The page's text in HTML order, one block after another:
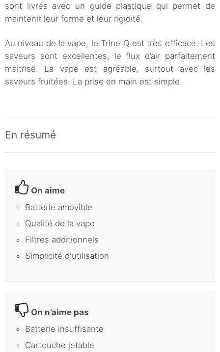
sont livrés avec un guide plastique qui permet de
maintenir leur forme et leur rigidité.
Au niveau de la vape, le Trine Q est très efficace. Les
saveurs sont excellentes, le flux d’air parfaitement
maitrisé. La vape est agréable, surtout avec les
saveurs fruitées. La prise en main est simple.
En résumé
On aime
Batterie amovible
Qualité de la vape
Filtres additionnels
Simplicité d'utilisation
On n’aime pas
Batterie insuffisante
Cartouche jetable